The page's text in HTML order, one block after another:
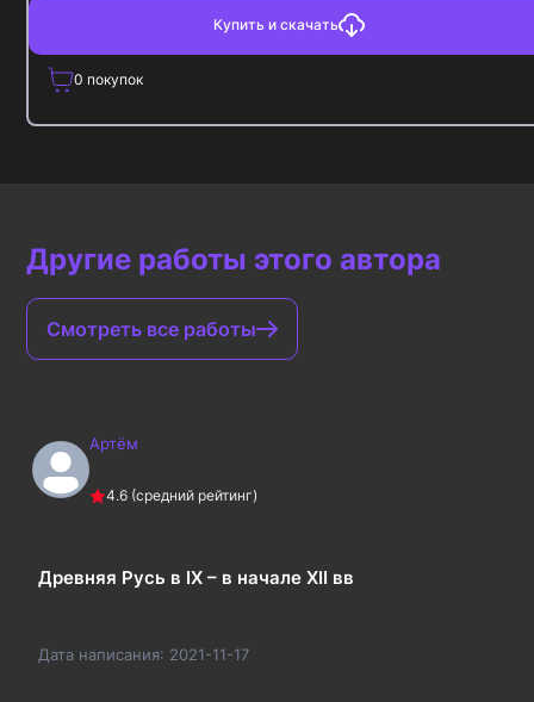
Купить и скачать
0 покупок
Другие работы этого автора
Смотреть все работы
Артём
4.6 (средний рейтинг)
Древняя Русь в IX – в начале XII вв
Дата написания: 2021-11-17